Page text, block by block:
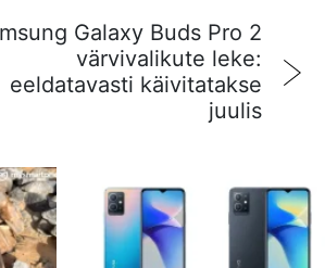
Galaxy Buds Pro 2
värvivalikute leke:
eeldatavasti käivitatakse
juulis